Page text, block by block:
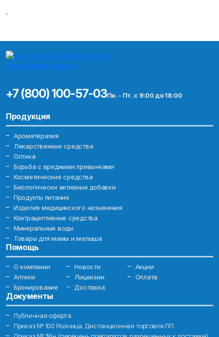
.
+7 (800) 100-57-03Пн. - Пт. с 9:00 до 18:00
Продукция
Ароматерапия
Лекарственные средства
Оптика
Борьба с вредными привычками
Косметические средства
Биологически активные добавки
Продукты питания
Изделия медицинского назначения
Контрацептивные средства
Минеральные воды
Товары для мамы и малыша
Помощь
О компании Новости
Акции
Аптеки
Лицензии
Оплата
Бронирование
Доставка
Документы
Публичная оферта
Приказ № 100 Розница. Дистанционная торговля ЛП